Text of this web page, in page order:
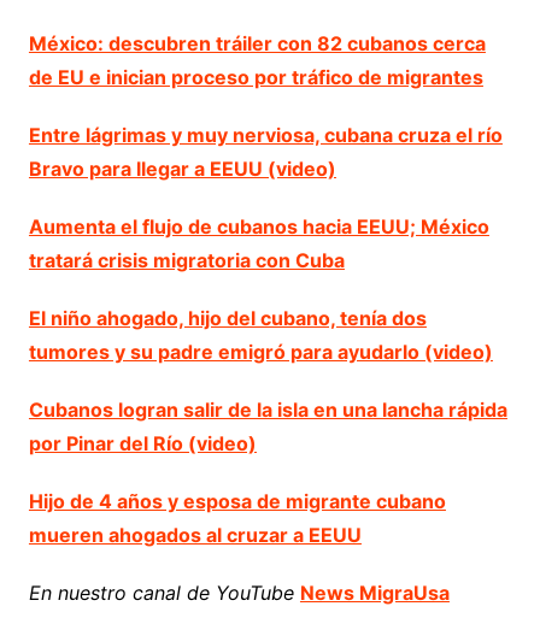
México: descubren tráiler con 82 cubanos cerca
de EU e inician proceso por tráfico de migrantes
Entre lágrimas y muy nerviosa, cubana cruza el río
Bravo para llegar a EEUU (video)
Aumenta el flujo de cubanos hacia EEUU; México
tratará crisis migratoria con Cuba
El niño ahogado, hijo del cubano, tenía dos
tumores y su padre emigró para ayudarlo (video)
Cubanos logran salir de la isla en una lancha rápida
por Pinar del Río (video)
Hijo de 4 años y esposa de migrante cubano
mueren ahogados al cruzar a EEUU
En nuestro canal de YouTube News MigraUsa